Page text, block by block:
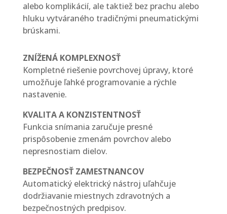
alebo komplikácií, ale taktiež bez prachu alebo
hluku vytváraného tradičnými pneumatickými
brúskami.
ZNÍŽENÁ KOMPLEXNOSŤ
Kompletné riešenie povrchovej úpravy, ktoré
umožňuje ľahké programovanie a rýchle
nastavenie.
KVALITA A KONZISTENTNOSŤ
Funkcia snímania zaručuje presné
prispôsobenie zmenám povrchov alebo
nepresnostiam dielov.
BEZPEČNOSŤ ZAMESTNANCOV
Automatický elektrický nástroj uľahčuje
dodržiavanie miestnych zdravotných a
bezpečnostných predpisov.